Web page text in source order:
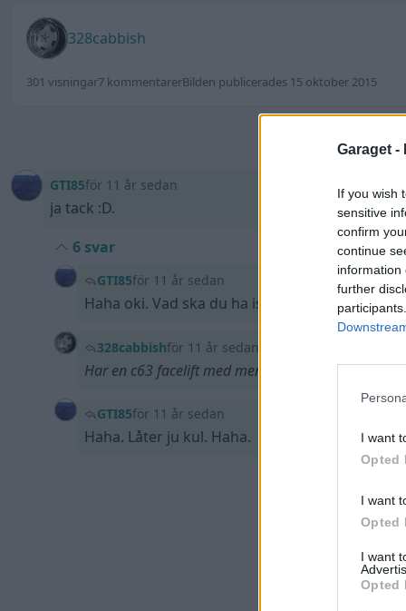
Garaget -
If you wish
sensitive
confirm
continue
information
further
I want
Opted
I want
Opted
I want
Opted
328cabbish
301 visningar7 kommentarerBilden publicerades 15 oktober 2015
GTI85för 11 år sedan
ja tack :D.
6 svar
GTI85för 11 år sedan
Haha oki. Vad ska du ha istället då?
328cabbishför 11 år sedan
Har en c63 facelift med men även den till Salu,
GTI85för 11 år sedan
Haha. Låter ju kul. Haha.